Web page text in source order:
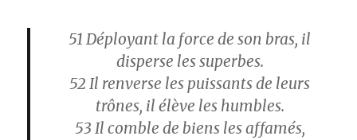
51 Déployant la force de son bras, il
disperse les superbes.
52 Il renverse les puissants de leurs
trônes, il élève les humbles.
53 Il comble de biens les affamés,